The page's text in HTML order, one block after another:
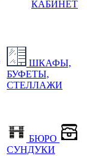
КАБИНЕТ
ШКАФЫ,
БУФЕТЫ,
СТЕЛЛАЖИ
БЮРО
СУНДУКИ